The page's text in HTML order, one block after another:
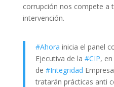
corrupción nos compete a
intervención.
#Ahora inicia el panel
Ejecutiva de la #CIP,
de #Integridad
tratarán prácticas anti